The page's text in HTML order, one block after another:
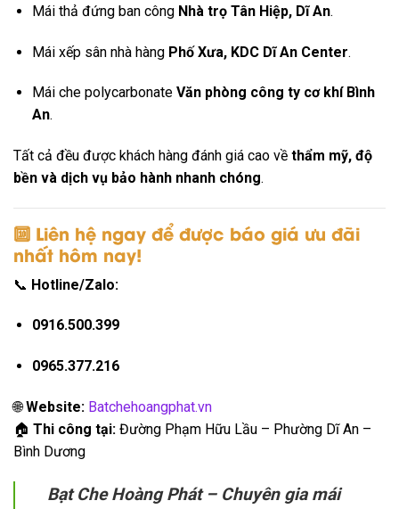
Mái thả đứng ban công Nhà trọ Tân Hiệp, Dĩ An.
Mái xếp sân nhà hàng Phố Xưa, KDC Dĩ An Center.
Mái che polycarbonate Văn phòng công ty cơ khí Bình
An.
Tất cả đều được khách hàng đánh giá cao về thẩm mỹ, độ
bền và dịch vụ bảo hành nhanh chóng.
🔟 Liên hệ ngay để được báo giá ưu đãi
nhất hôm nay!
📞 Hotline/Zalo:
0916.500.399
0965.377.216
🌐Website: Batchehoangphat.vn
🏠 Thi công tại: Đường Phạm Hữu Lầu – Phường Dĩ An –
Bình Dương
Bạt Che Hoàng Phát – Chuyên gia mái